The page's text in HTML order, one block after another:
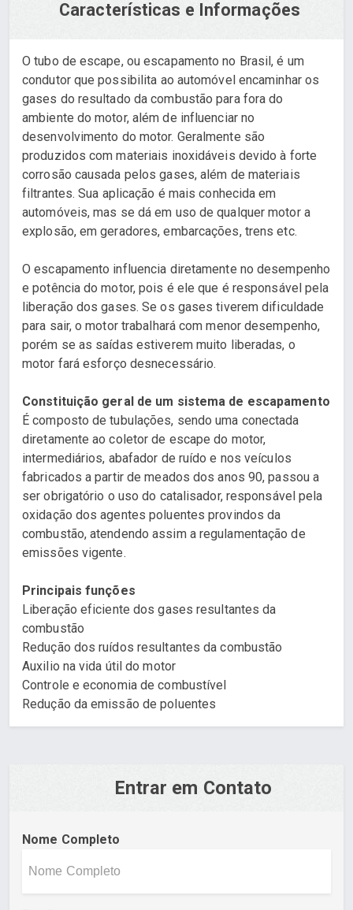
Características e Informações
O tubo de escape, ou escapamento no Brasil, é um
condutor que possibilita ao automóvel encaminhar os
gases do resultado da combustão para fora do
ambiente do motor, além de influenciar no
desenvolvimento do motor. Geralmente são
produzidos com materiais inoxidáveis devido à forte
corrosão causada pelos gases, além de materiais
filtrantes. Sua aplicação é mais conhecida em
automóveis, mas se dá em uso de qualquer motor a
explosão, em geradores, embarcações, trens etc.
O escapamento influencia diretamente no desempenho
e potência do motor, pois é ele que é responsável pela
liberação dos gases. Se os gases tiverem dificuldade
para sair, o motor trabalhará com menor desempenho,
porém se as saídas estiverem muito liberadas, o
motor fará esforço desnecessário.
Constituição geral de um sistema de escapamento
É composto de tubulações, sendo uma conectada
diretamente ao coletor de escape do motor,
intermediários, abafador de ruído e nos veículos
fabricados a partir de meados dos anos 90, passou a
ser obrigatório o uso do catalisador, responsável pela
oxidação dos agentes poluentes provindos da
combustão, atendendo assim a regulamentação de
emissões vigente.
Principais funções
Liberação eficiente dos gases resultantes da
combustão
Redução dos ruídos resultantes da combustão
Auxilio na vida útil do motor
Controle e economia de combustível
Redução da emissão de poluentes
Entrar em Contato
Nome Completo